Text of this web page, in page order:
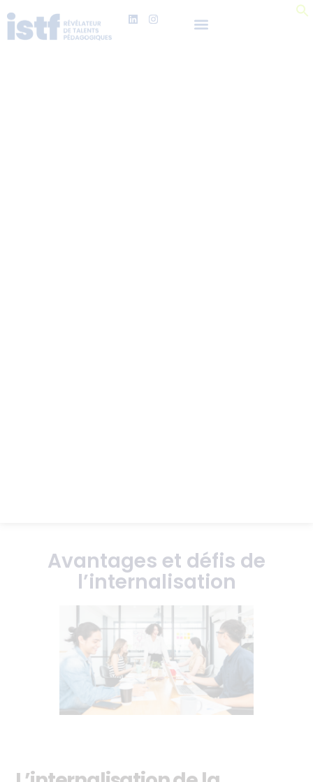
Avantages et défis de
l’internalisation